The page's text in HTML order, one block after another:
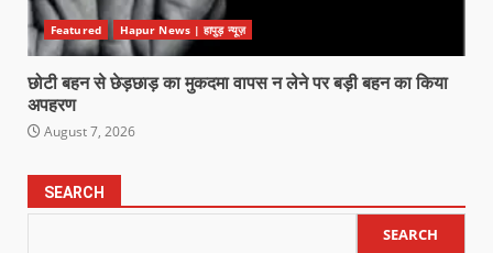
Featured Hapur News | हापुड़ न्यूज़
छोटी बहन से छेड़छाड़ का मुकदमा वापस न लेने पर बड़ी बहन का किया
अपहरण
August 7, 2026
SEARCH
SEARCH